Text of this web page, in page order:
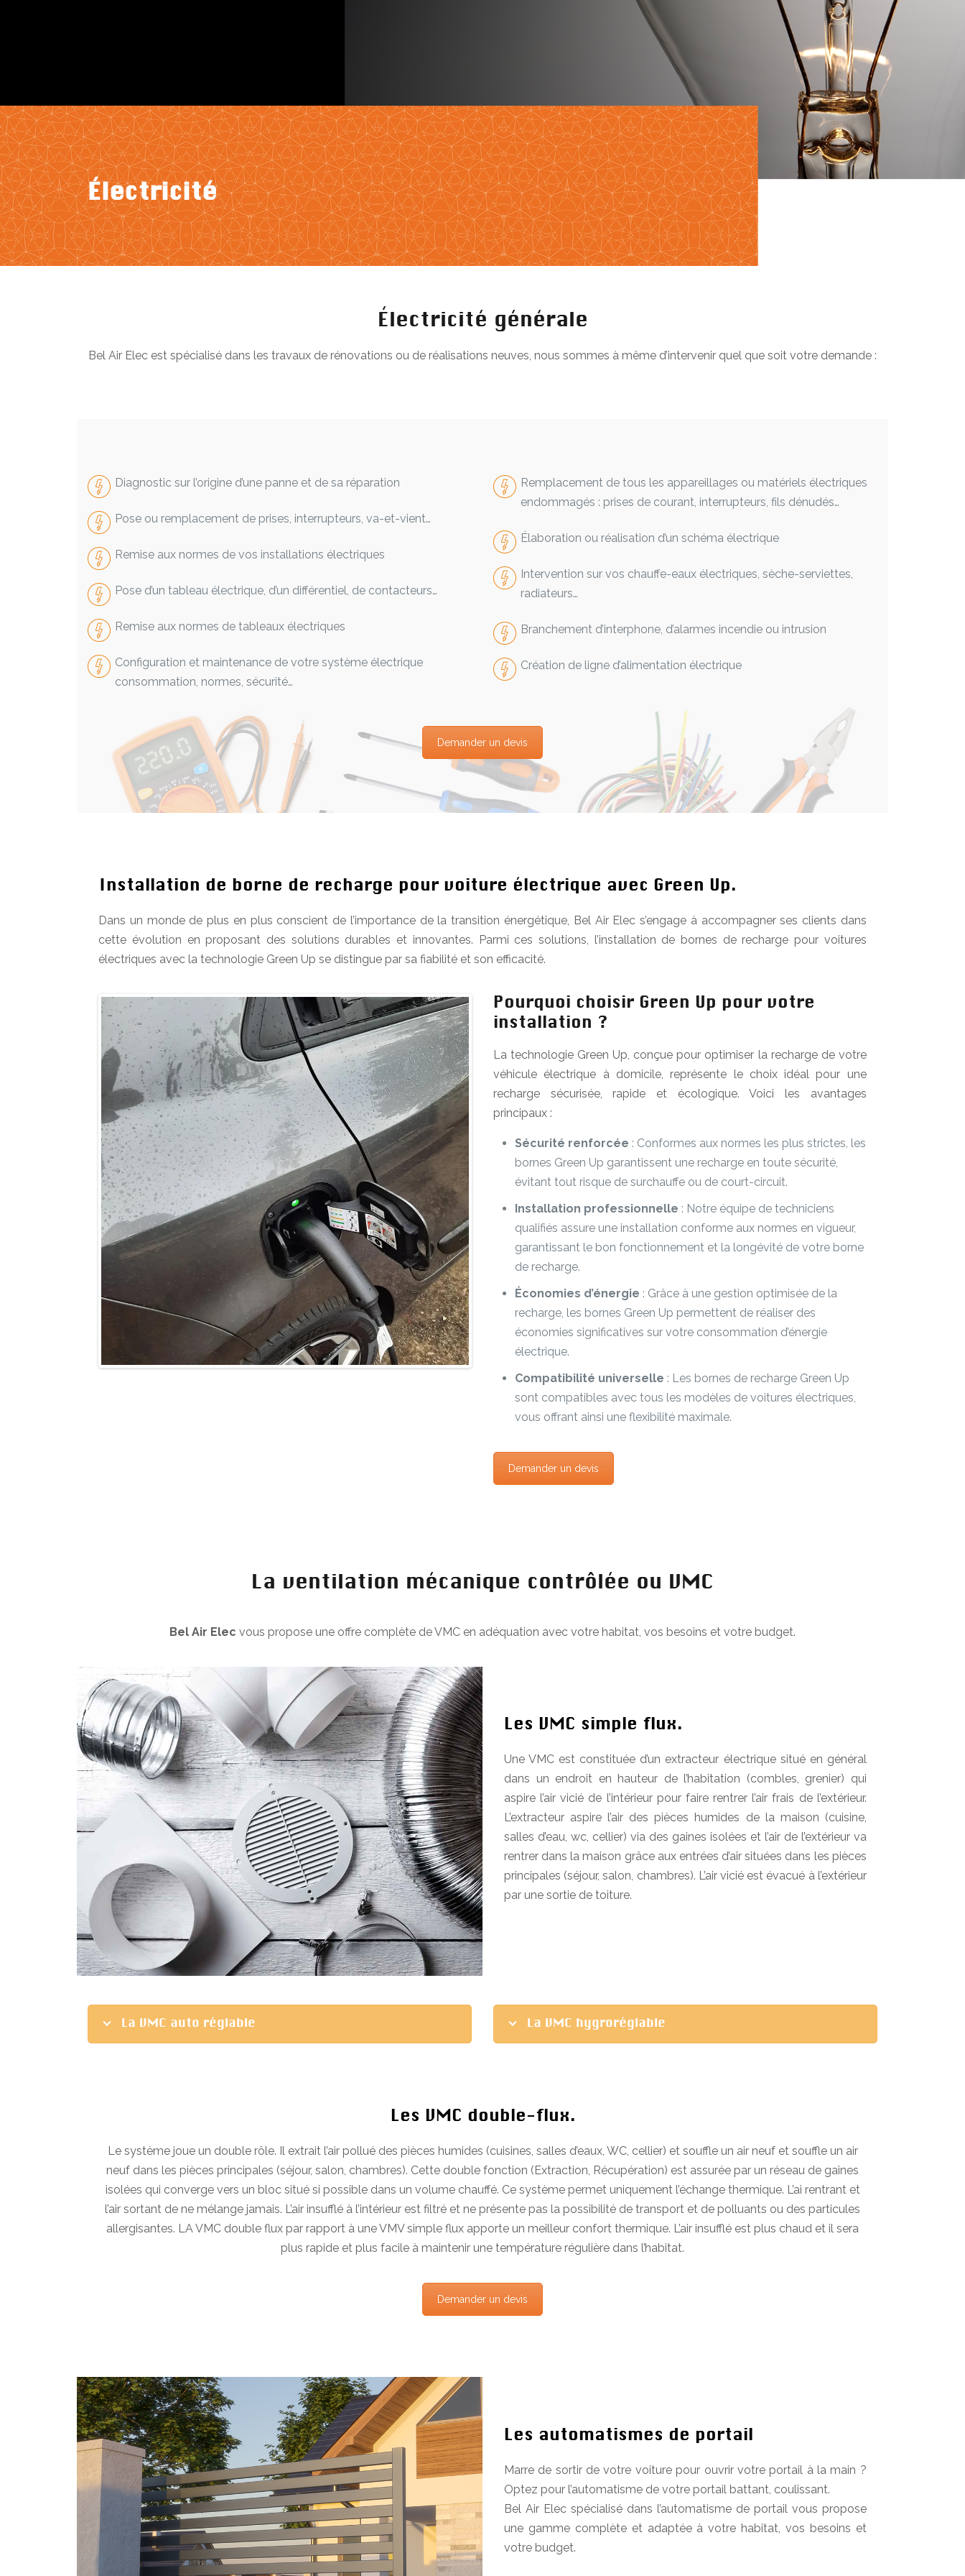
Électricité
Électricité générale
Bel Air Elec est spécialisé dans les travaux de rénovations ou de réalisations neuves, nous sommes à même d’intervenir quel que soit votre demande :
Diagnostic sur l’origine d’une panne et de sa réparation
Pose ou remplacement de prises, interrupteurs, va-et-vient…
Remise aux normes de vos installations électriques
Pose d’un tableau électrique, d’un différentiel, de contacteurs…
Remise aux normes de tableaux électriques
Configuration et maintenance de votre système électrique
consommation, normes, sécurité…
Remplacement de tous les appareillages ou matériels électriques
endommagés : prises de courant, interrupteurs, fils dénudés…
Élaboration ou réalisation d’un schéma électrique
Intervention sur vos chauffe-eaux électriques, sèche-serviettes,
radiateurs…
Branchement d’interphone, d’alarmes incendie ou intrusion
Création de ligne d’alimentation électrique
Demander un devis
Installation de borne de recharge pour voiture électrique avec Green Up.
Dans un monde de plus en plus conscient de l’importance de la transition énergétique, Bel Air Elec s’engage à accompagner ses clients dans
cette évolution en proposant des solutions durables et innovantes. Parmi ces solutions, l’installation de bornes de recharge pour voitures
électriques avec la technologie Green Up se distingue par sa fiabilité et son efficacité.
Pourquoi choisir Green Up pour votre
installation ?
La technologie Green Up, conçue pour optimiser la recharge de votre
véhicule électrique à domicile, représente le choix idéal pour une
recharge sécurisée, rapide et écologique. Voici les avantages
principaux :
Sécurité renforcée : Conformes aux normes les plus strictes, les
bornes Green Up garantissent une recharge en toute sécurité,
évitant tout risque de surchauffe ou de court-circuit.
Installation professionnelle : Notre équipe de techniciens
qualifiés assure une installation conforme aux normes en vigueur,
garantissant le bon fonctionnement et la longévité de votre borne
de recharge.
Économies d’énergie : Grâce à une gestion optimisée de la
recharge, les bornes Green Up permettent de réaliser des
économies significatives sur votre consommation d’énergie
électrique.
Compatibilité universelle : Les bornes de recharge Green Up
sont compatibles avec tous les modèles de voitures électriques,
vous offrant ainsi une flexibilité maximale.
Demander un devis
La ventilation mécanique contrôlée ou VMC
Bel Air Elec vous propose une offre complète de VMC en adéquation avec votre habitat, vos besoins et votre budget.
Les VMC simple flux.
Une VMC est constituée d’un extracteur électrique situé en général
dans un endroit en hauteur de l’habitation (combles, grenier) qui
aspire l’air vicié de l’intérieur pour faire rentrer l’air frais de l’extérieur.
L’extracteur aspire l’air des pièces humides de la maison (cuisine,
salles d’eau, wc, cellier) via des gaines isolées et l’air de l’extérieur va
rentrer dans la maison grâce aux entrées d’air situées dans les pièces
principales (séjour, salon, chambres). L’air vicié est évacué à l’extérieur
par une sortie de toiture.
La VMC auto réglable La VMC hygroréglable
Les VMC double-flux.
Le système joue un double rôle. Il extrait l’air pollué des pièces humides (cuisines, salles d’eaux, WC, cellier) et souffle un air neuf et souffle un air
neuf dans les pièces principales (séjour, salon, chambres). Cette double fonction (Extraction, Récupération) est assurée par un réseau de gaines
isolées qui converge vers un bloc situé si possible dans un volume chauffé. Ce système permet uniquement l’échange thermique. L’ai rentrant et
l’air sortant de ne mélange jamais. L’air insufflé à l’intérieur est filtré et ne présente pas la possibilité de transport et de polluants ou des particules
allergisantes. LA VMC double flux par rapport à une VMV simple flux apporte un meilleur confort thermique. L’air insufflé est plus chaud et il sera
plus rapide et plus facile à maintenir une température régulière dans l’habitat.
Demander un devis
Les automatismes de portail
Marre de sortir de votre voiture pour ouvrir votre portail à la main ?
Optez pour l’automatisme de votre portail battant, coulissant.
Bel Air Elec spécialisé dans l’automatisme de portail vous propose
une gamme complète et adaptée à votre habitat, vos besoins et
votre budget.